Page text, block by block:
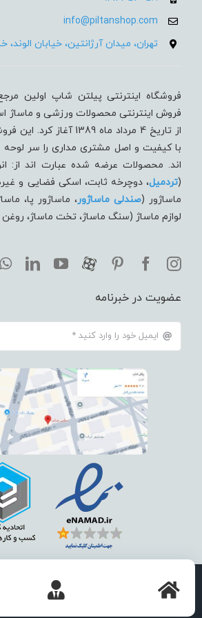
info@piltanshop.com
تهران، میدان آرژانتین، خیابان الوند، خیابان 35،
فروشگاه اینترنتی پیلتن شاپ اولین
فروش اینترنتی محصولات ورزشی و ماساژ
از تاریخ 4 مرداد ماه 1389
با کیفیت و اصل مشتری مداری را سر لوحه
اند. محصولات عرضه شده عبارت اند از:
(تردميل، دوچرخه ثابت، اسکی فضایی و
ماساژور (صندلی ماساژور، ماساژور پا،
لوازم ماساژ (سنگ ماساژ، تخت ماساژ، روغن
عضویت در خبرنامه
استفاده از تمامی مطالب ، تصاویر و محتوای
تجاری و با ذکر منبع بلامانع